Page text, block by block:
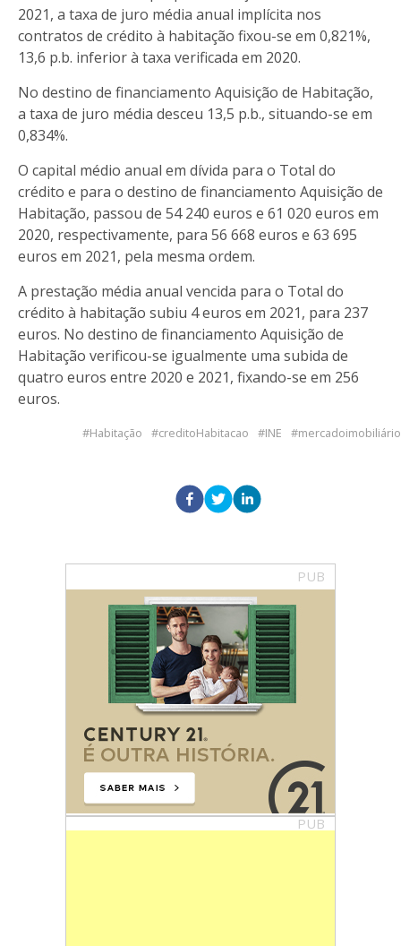
2021, a taxa de juro média anual implícita nos
contratos de crédito à habitação fixou-se em 0,821%,
13,6 p.b. inferior à taxa verificada em 2020.
No destino de financiamento Aquisição de Habitação,
a taxa de juro média desceu 13,5 p.b., situando-se em
0,834%.
O capital médio anual em dívida para o Total do
crédito e para o destino de financiamento Aquisição de
Habitação, passou de 54 240 euros e 61 020 euros em
2020, respectivamente, para 56 668 euros e 63 695
euros em 2021, pela mesma ordem.
A prestação média anual vencida para o Total do
crédito à habitação subiu 4 euros em 2021, para 237
euros. No destino de financiamento Aquisição de
Habitação verificou-se igualmente uma subida de
quatro euros entre 2020 e 2021, fixando-se em 256
euros.
Habitação creditoHabitacao INE mercadoimobiliário
PUB
PUB